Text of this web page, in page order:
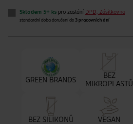
Skladem 5+ ks pro zaslání DPD, Zásilkovna
standardní doba doručení do 3 pracovních dní
GREEN BRANDS
BEZ
MIKROPLASTŮ
BEZ SILIKONŮ VEGAN